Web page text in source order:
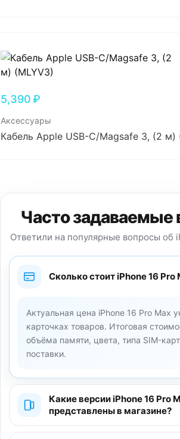
5,390₽
Аксессуары
Кабель Apple USB-C/Magsafe 3, (2 м)
Часто задаваемые
Ответили на популярные вопросы об
Сколько стоит iPhone 16 Pro
Актуальная цена iPhone 16 Pro Max
карточках товаров. Итоговая
объёма памяти, цвета, типа SIM-
поставки.
Какие версии iPhone 16 Pro
представлены в магазине?